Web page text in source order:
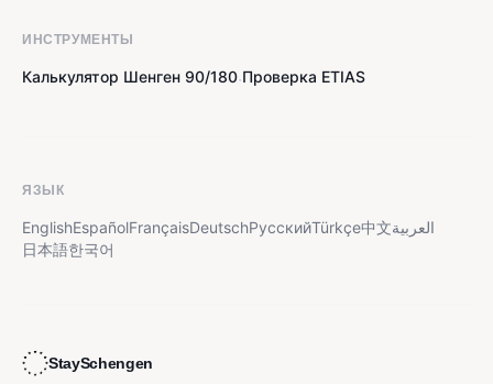
ИНСТРУМЕНТЫ
Калькулятор Шенген 90/180·Проверка ETIAS
ЯЗЫК
EnglishEspañolFrançaisDeutschРусскийTürkçe中文العربية
日本語한국어
StaySchengen